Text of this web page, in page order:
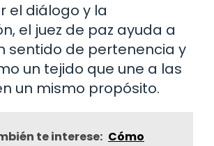
el diálogo y la
el juez de paz ayuda a
sentido de pertenencia y
un tejido que une a las
un mismo propósito.
te interese: Cómo